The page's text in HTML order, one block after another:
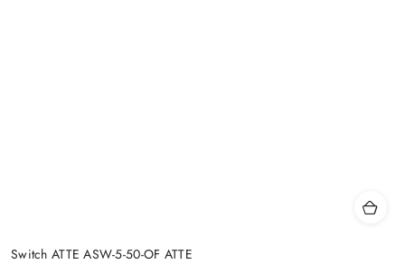
Switch ATTE ASW-5-50-OF ATTE